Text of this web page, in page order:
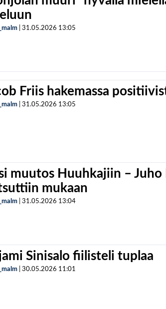
31.05.2026 13:05
Friis hakemassa
31.05.2026 13:05
muutos Huuhkajiin – Juho
mukaan
31.05.2026 13:04
Sinisalo fiilisteli tuplaa
30.05.2026 11:01